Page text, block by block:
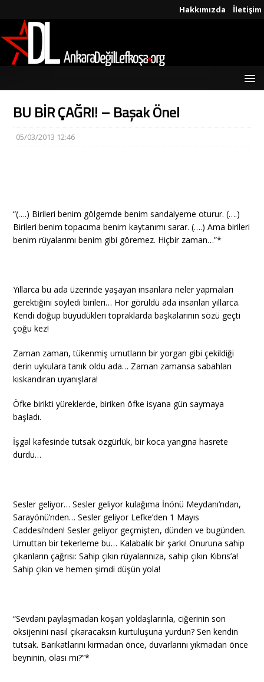
Hakkımızda İletişim
BU BİR ÇAĞRI! – Başak Önel
05/03/2013 12:46
“(….) Birileri benim gölgemde benim sandalyeme oturur. (….)
Birileri benim topacıma benim kaytanımı sarar. (….) Ama birileri
benim rüyalarımı benim gibi göremez. Hiçbir zaman…”*
Yıllarca bu ada üzerinde yaşayan insanlara neler yapmaları
gerektiğini söyledi birileri… Hor görüldü ada insanları yıllarca.
Kendi doğup büyüdükleri topraklarda başkalarının sözü geçti
çoğu kez!
Zaman zaman, tükenmiş umutların bir yorgan gibi çekildiği
derin uykulara tanık oldu ada… Zaman zamansa sabahları
kıskandıran uyanışlara!
Öfke birikti yüreklerde, biriken öfke isyana gün saymaya
başladı.
İşgal kafesinde tutsak özgürlük, bir koca yangına hasrete
durdu…
Sesler geliyor… Sesler geliyor kulağıma İnönü Meydanı’ndan,
Sarayönü’nden… Sesler geliyor Lefke’den 1 Mayıs
Caddesi’nden! Sesler geliyor geçmişten, dünden ve bugünden.
Umuttan bir tekerleme bu… Kalabalık bir şarkı! Onuruna sahip
çıkanların çağrısı: Sahip çıkın rüyalarınıza, sahip çıkın Kıbrıs’a!
Sahip çıkın ve hemen şimdi düşün yola!
“Sevdanı paylaşmadan koşan yoldaşlarınla, ciğerinin son
oksijenini nasıl çıkaracaksın kurtuluşuna yurdun? Sen kendin
tutsak. Barikatlarını kırmadan önce, duvarlarını yıkmadan önce
beyninin, olası mı?”*